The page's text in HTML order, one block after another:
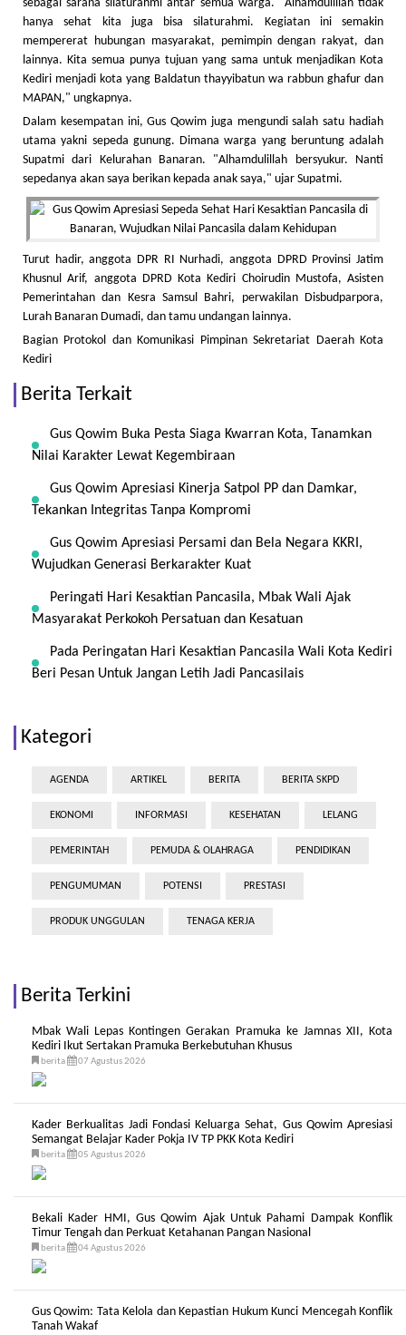
sebagai sarana silaturahmi antar semua warga. "Alhamdulillah tidak
hanya sehat kita juga bisa silaturahmi. Kegiatan ini semakin
mempererat hubungan masyarakat, pemimpin dengan rakyat, dan
lainnya. Kita semua punya tujuan yang sama untuk menjadikan Kota
Kediri menjadi kota yang Baldatun thayyibatun wa rabbun ghafur dan
MAPAN," ungkapnya.
Dalam kesempatan ini, Gus Qowim juga mengundi salah satu hadiah
utama yakni sepeda gunung. Dimana warga yang beruntung adalah
Supatmi dari Kelurahan Banaran. "Alhamdulillah bersyukur. Nanti
sepedanya akan saya berikan kepada anak saya," ujar Supatmi.
Turut hadir, anggota DPR RI Nurhadi, anggota DPRD Provinsi Jatim
Khusnul Arif, anggota DPRD Kota Kediri Choirudin Mustofa, Asisten
Pemerintahan dan Kesra Samsul Bahri, perwakilan Disbudparpora,
Lurah Banaran Dumadi, dan tamu undangan lainnya.
Bagian Protokol dan Komunikasi Pimpinan Sekretariat Daerah Kota
Kediri
Berita Terkait
Gus Qowim Buka Pesta Siaga Kwarran Kota, Tanamkan
Nilai Karakter Lewat Kegembiraan
Gus Qowim Apresiasi Kinerja Satpol PP dan Damkar,
Tekankan Integritas Tanpa Kompromi
Gus Qowim Apresiasi Persami dan Bela Negara KKRI,
Wujudkan Generasi Berkarakter Kuat
Peringati Hari Kesaktian Pancasila, Mbak Wali Ajak
Masyarakat Perkokoh Persatuan dan Kesatuan
Pada Peringatan Hari Kesaktian Pancasila Wali Kota Kediri
Beri Pesan Untuk Jangan Letih Jadi Pancasilais
Kategori
AGENDA ARTIKEL BERITA BERITA SKPD
EKONOMI INFORMASI KESEHATAN LELANG
PEMERINTAH PEMUDA & OLAHRAGA PENDIDIKAN
PENGUMUMAN POTENSI PRESTASI
PRODUK UNGGULAN TENAGA KERJA
Berita Terkini
Mbak Wali Lepas Kontingen Gerakan Pramuka ke Jamnas XII, Kota
Kediri Ikut Sertakan Pramuka Berkebutuhan Khusus
berita 07 Agustus 2026
Kader Berkualitas Jadi Fondasi Keluarga Sehat, Gus Qowim Apresiasi
Semangat Belajar Kader Pokja IV TP PKK Kota Kediri
berita 05 Agustus 2026
Bekali Kader HMI, Gus Qowim Ajak Untuk Pahami Dampak Konflik
Timur Tengah dan Perkuat Ketahanan Pangan Nasional
berita 04 Agustus 2026
Gus Qowim: Tata Kelola dan Kepastian Hukum Kunci Mencegah Konflik
Tanah Wakaf